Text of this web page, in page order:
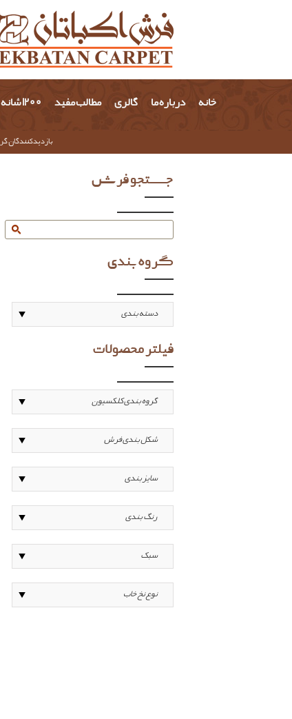
خانه درباره ما گالری مطالب مفید 1200 شانه
بازدیدکنندگان
جستجو فرش
گروه بندی
فیلتر محصولات